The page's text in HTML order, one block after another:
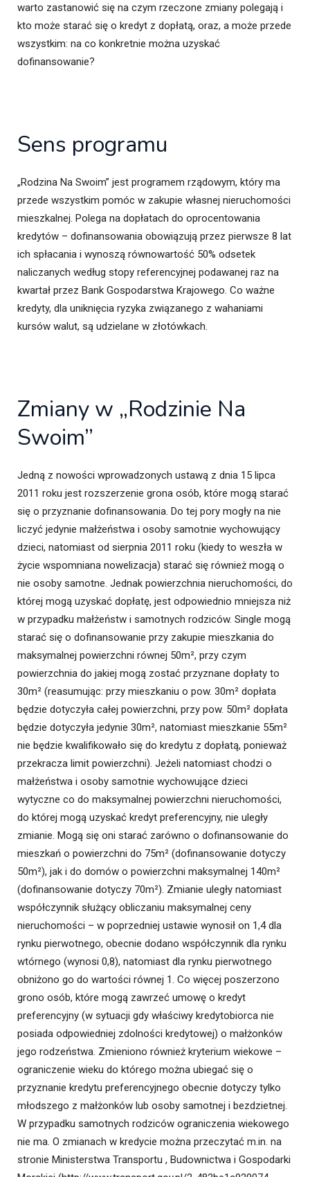
warto zastanowić się na czym rzeczone zmiany polegają i
kto może starać się o kredyt z dopłatą, oraz, a może przede
wszystkim: na co konkretnie można uzyskać
dofinansowanie?
Sens programu
„Rodzina Na Swoim” jest programem rządowym, który ma
przede wszystkim pomóc w zakupie własnej nieruchomości
mieszkalnej. Polega na dopłatach do oprocentowania
kredytów – dofinansowania obowiązują przez pierwsze 8 lat
ich spłacania i wynoszą równowartość 50% odsetek
naliczanych według stopy referencyjnej podawanej raz na
kwartał przez Bank Gospodarstwa Krajowego. Co ważne
kredyty, dla uniknięcia ryzyka związanego z wahaniami
kursów walut, są udzielane w złotówkach.
Zmiany w „Rodzinie Na
Swoim”
Jedną z nowości wprowadzonych ustawą z dnia 15 lipca
2011 roku jest rozszerzenie grona osób, które mogą starać
się o przyznanie dofinansowania. Do tej pory mogły na nie
liczyć jedynie małżeństwa i osoby samotnie wychowujący
dzieci, natomiast od sierpnia 2011 roku (kiedy to weszła w
życie wspomniana nowelizacja) starać się również mogą o
nie osoby samotne. Jednak powierzchnia nieruchomości, do
której mogą uzyskać dopłatę, jest odpowiednio mniejsza niż
w przypadku małżeństw i samotnych rodziców. Single mogą
starać się o dofinansowanie przy zakupie mieszkania do
maksymalnej powierzchni równej 50m², przy czym
powierzchnia do jakiej mogą zostać przyznane dopłaty to
30m² (reasumując: przy mieszkaniu o pow. 30m² dopłata
będzie dotyczyła całej powierzchni, przy pow. 50m² dopłata
będzie dotyczyła jedynie 30m², natomiast mieszkanie 55m²
nie będzie kwalifikowało się do kredytu z dopłatą, ponieważ
przekracza limit powierzchni). Jeżeli natomiast chodzi o
małżeństwa i osoby samotnie wychowujące dzieci
wytyczne co do maksymalnej powierzchni nieruchomości,
do której mogą uzyskać kredyt preferencyjny, nie uległy
zmianie. Mogą się oni starać zarówno o dofinansowanie do
mieszkań o powierzchni do 75m² (dofinansowanie dotyczy
50m²), jak i do domów o powierzchni maksymalnej 140m²
(dofinansowanie dotyczy 70m²). Zmianie uległy natomiast
współczynnik służący obliczaniu maksymalnej ceny
nieruchomości – w poprzedniej ustawie wynosił on 1,4 dla
rynku pierwotnego, obecnie dodano współczynnik dla rynku
wtórnego (wynosi 0,8), natomiast dla rynku pierwotnego
obniżono go do wartości równej 1. Co więcej poszerzono
grono osób, które mogą zawrzeć umowę o kredyt
preferencyjny (w sytuacji gdy właściwy kredytobiorca nie
posiada odpowiedniej zdolności kredytowej) o małżonków
jego rodzeństwa. Zmieniono również kryterium wiekowe –
ograniczenie wieku do którego można ubiegać się o
przyznanie kredytu preferencyjnego obecnie dotyczy tylko
młodszego z małżonków lub osoby samotnej i bezdzietnej.
W przypadku samotnych rodziców ograniczenia wiekowego
nie ma. O zmianach w kredycie można przeczytać m.in. na
stronie Ministerstwa Transportu , Budownictwa i Gospodarki